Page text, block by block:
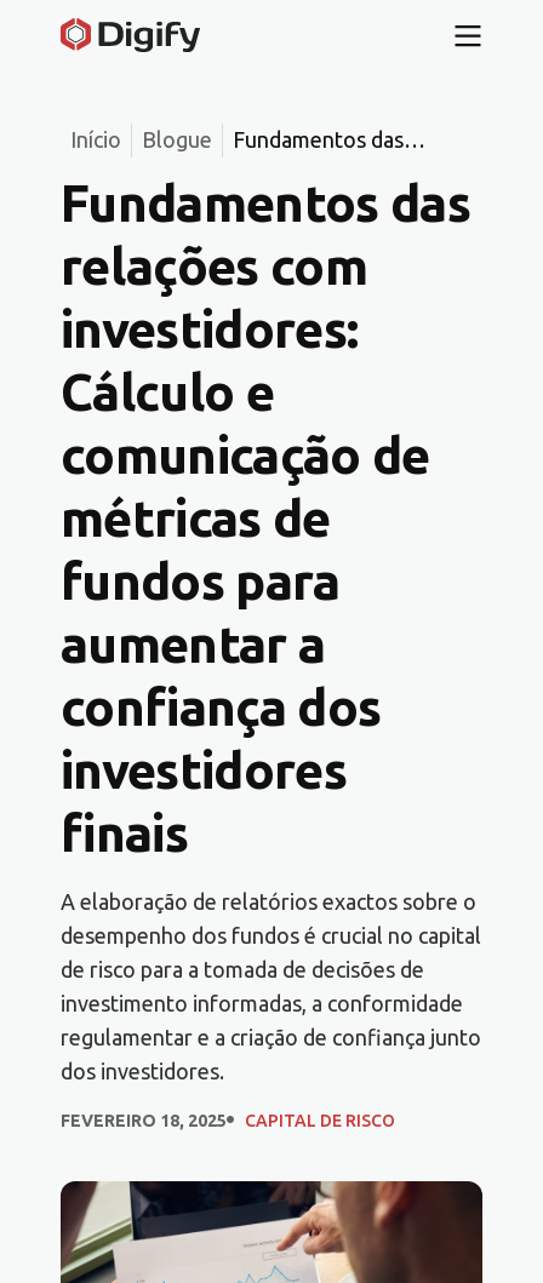
Início Blogue
Fundamentos das
investidores: Cálculo e
métricas de fundos para
aumentar a confiança
dos investidores finais
Fundamentos das
relações com
investidores:
Cálculo e
comunicação de
métricas de
fundos para
aumentar a
confiança dos
investidores
finais
A elaboração de relatórios exactos sobre o
desempenho dos fundos é crucial no capital
de risco para a tomada de decisões de
investimento informadas, a conformidade
regulamentar e a criação de confiança junto
dos investidores.
FEVEREIRO 18, 2025 CAPITAL DE RISCO